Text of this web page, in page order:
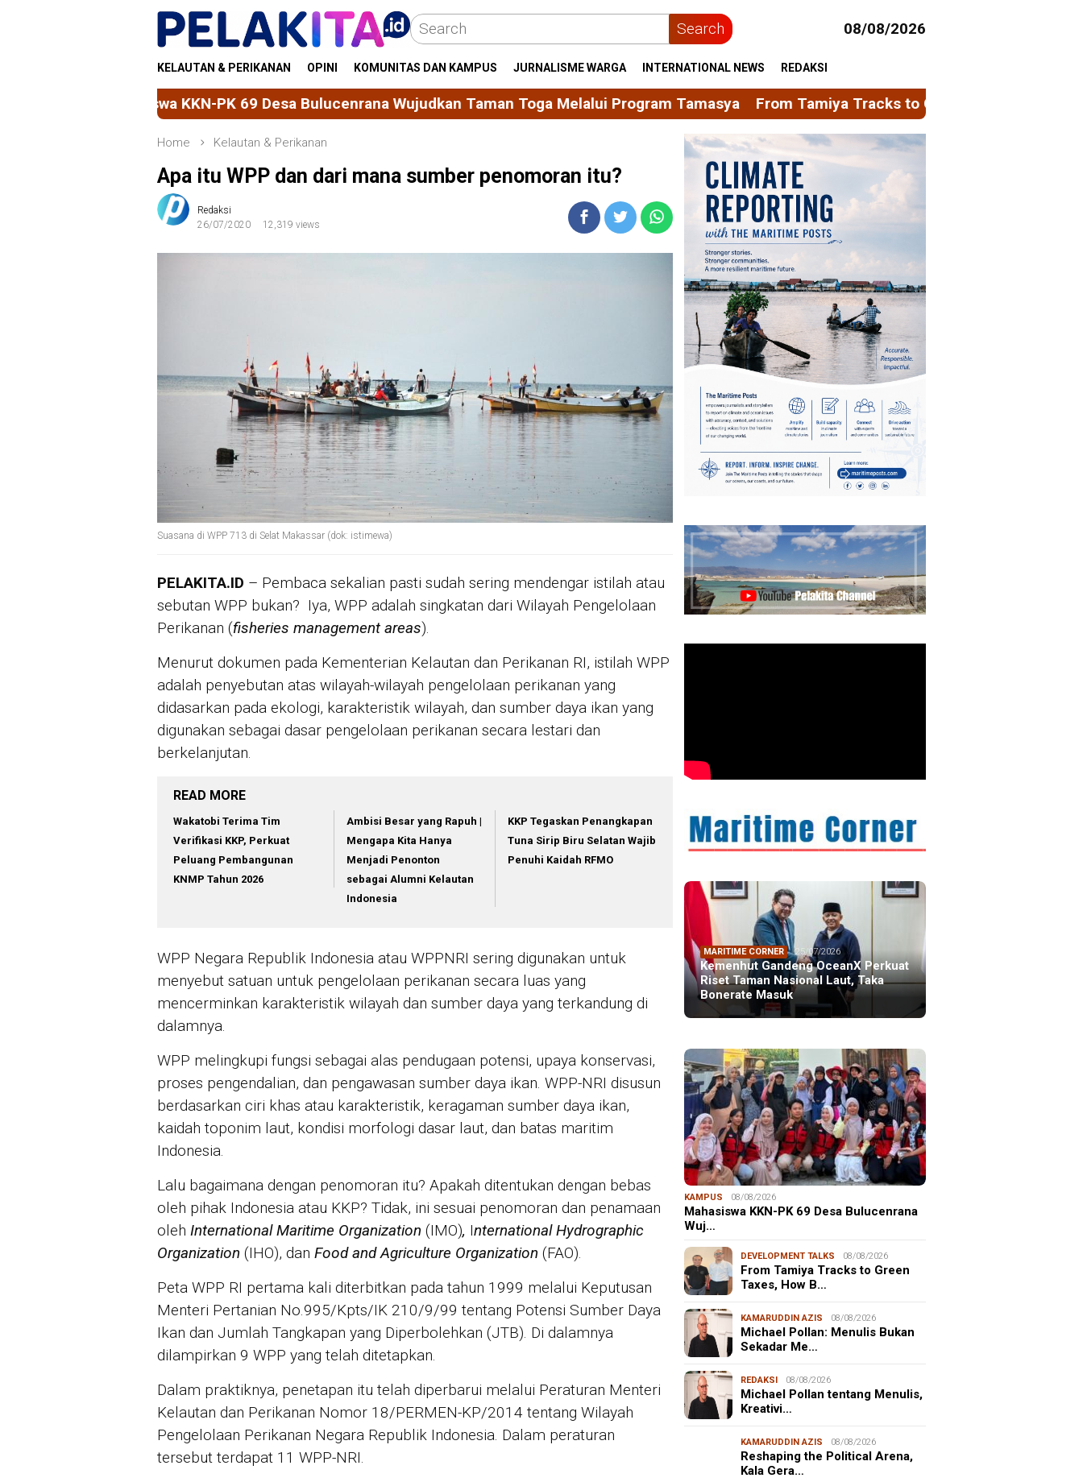
Skip
Search 08/08/2026
KELAUTAN & PERIKANAN OPINI KOMUNITAS DAN KAMPUS JURNALISME WARGA INTERNATIONAL NEWS REDAKSI
KKN-PK 69 Desa Bulucenrana Wujudkan Taman Toga Melalui Program Tamasya From Tamiya Tracks to Green Taxes, How Bhima Yudhistira
Home Kelautan & Perikanan
Apa itu WPP dan dari mana sumber penomoran itu?
Redaksi
26/07/2020
12,319 views
Suasana di WPP 713 di Selat Makassar (dok: istimewa)
PELAKITA.ID – Pembaca sekalian pasti sudah sering mendengar istilah atau
sebutan WPP bukan? Iya, WPP adalah singkatan dari Wilayah Pengelolaan
Perikanan (fisheries management areas).
Menurut dokumen pada Kementerian Kelautan dan Perikanan RI, istilah WPP
adalah penyebutan atas wilayah-wilayah pengelolaan perikanan yang
didasarkan pada ekologi, karakteristik wilayah, dan sumber daya ikan yang
digunakan sebagai dasar pengelolaan perikanan secara lestari dan
berkelanjutan.
READ MORE
Wakatobi Terima Tim
Verifikasi KKP, Perkuat
Peluang Pembangunan
KNMP Tahun 2026
Ambisi Besar yang Rapuh |
Mengapa Kita Hanya
Menjadi Penonton
sebagai Alumni Kelautan
Indonesia
KKP Tegaskan Penangkapan
Tuna Sirip Biru Selatan Wajib
Penuhi Kaidah RFMO
WPP Negara Republik Indonesia atau WPPNRI sering digunakan untuk
menyebut satuan untuk pengelolaan perikanan secara luas yang
mencerminkan karakteristik wilayah dan sumber daya yang terkandung di
dalamnya.
WPP melingkupi fungsi sebagai alas pendugaan potensi, upaya konservasi,
proses pengendalian, dan pengawasan sumber daya ikan. WPP-NRI disusun
berdasarkan ciri khas atau karakteristik, keragaman sumber daya ikan,
kaidah toponim laut, kondisi morfologi dasar laut, dan batas maritim
Indonesia.
Lalu bagaimana dengan penomoran itu? Apakah ditentukan dengan bebas
oleh pihak Indonesia atau KKP? Tidak, ini sesuai penomoran dan penamaan
oleh International Maritime Organization (IMO), International Hydrographic
Organization (IHO), dan Food and Agriculture Organization (FAO).
Peta WPP RI pertama kali diterbitkan pada tahun 1999 melalui Keputusan
Menteri Pertanian No.995/Kpts/IK 210/9/99 tentang Potensi Sumber Daya
Ikan dan Jumlah Tangkapan yang Diperbolehkan (JTB). Di dalamnya
dilampirkan 9 WPP yang telah ditetapkan.
Dalam praktiknya, penetapan itu telah diperbarui melalui Peraturan Menteri
Kelautan dan Perikanan Nomor 18/PERMEN-KP/2014 tentang Wilayah
Pengelolaan Perikanan Negara Republik Indonesia. Dalam peraturan
tersebut terdapat 11 WPP-NRI.
MARITIME CORNER 25/07/2026
Kemenhut Gandeng OceanX Perkuat
Riset Taman Nasional Laut, Taka
Bonerate Masuk
KAMPUS 08/08/2026
Mahasiswa KKN-PK 69 Desa Bulucenrana
Wuj…
DEVELOPMENT TALKS 08/08/2026
From Tamiya Tracks to Green
Taxes, How B…
KAMARUDDIN AZIS 08/08/2026
Michael Pollan: Menulis Bukan
Sekadar Me…
REDAKSI 08/08/2026
Michael Pollan tentang Menulis,
Kreativi…
KAMARUDDIN AZIS 08/08/2026
Reshaping the Political Arena,
Kala Gera…